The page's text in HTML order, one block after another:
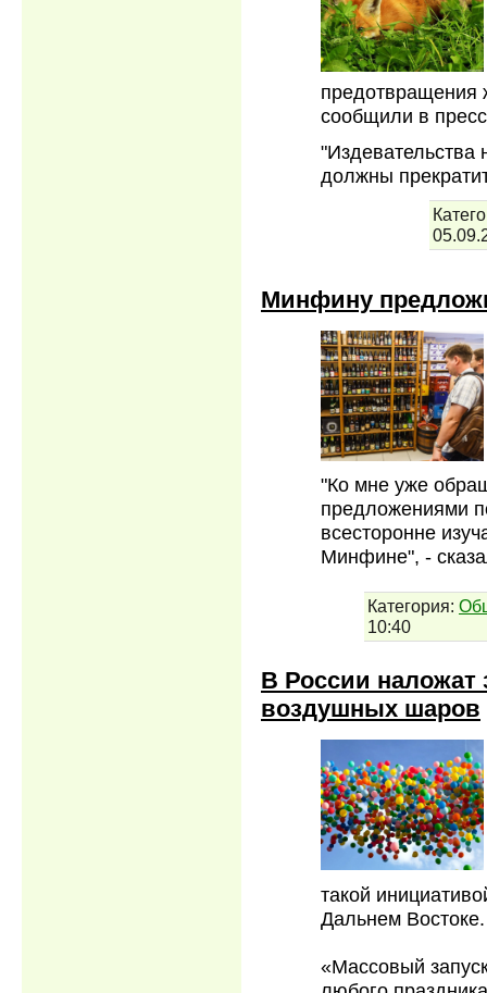
предотвращения
сообщили в
"Издевательства
должны
Минфину
"Ко мне уже
предложениями
всесторонне
Минфине", -
Категория:
10:40
В России наложат
воздушных шаров
такой
Дальнем Востоке.
«Массовый